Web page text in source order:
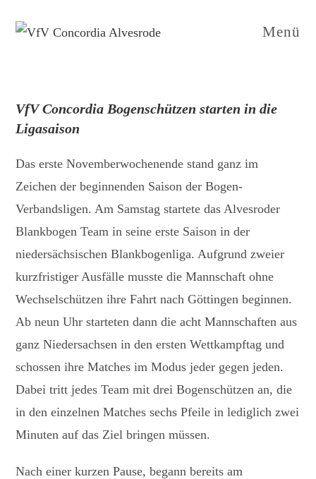
Inhalt
Menü
VfV Concordia Bogenschützen starten in die
Ligasaison
Das erste Novemberwochenende stand ganz im
Zeichen der beginnenden Saison der Bogen-
Verbandsligen. Am Samstag startete das Alvesroder
Blankbogen Team in seine erste Saison in der
niedersächsischen Blankbogenliga. Aufgrund zweier
kurzfristiger Ausfälle musste die Mannschaft ohne
Wechselschützen ihre Fahrt nach Göttingen beginnen.
Ab neun Uhr starteten dann die acht Mannschaften aus
ganz Niedersachsen in den ersten Wettkampftag und
schossen ihre Matches im Modus jeder gegen jeden.
Dabei tritt jedes Team mit drei Bogenschützen an, die
in den einzelnen Matches sechs Pfeile in lediglich zwei
Minuten auf das Ziel bringen müssen.
Nach einer kurzen Pause, begann bereits am